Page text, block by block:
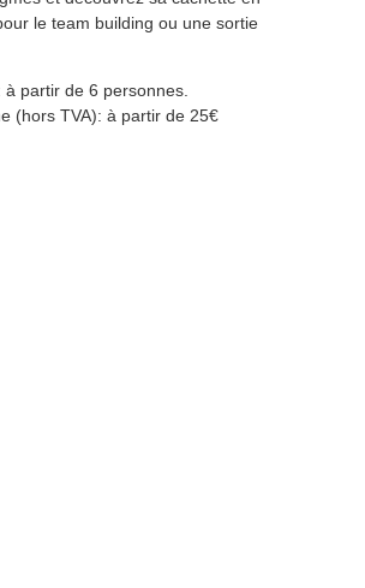
le team building ou une sortie
partir de 6 personnes.
(hors TVA): à partir de 25€